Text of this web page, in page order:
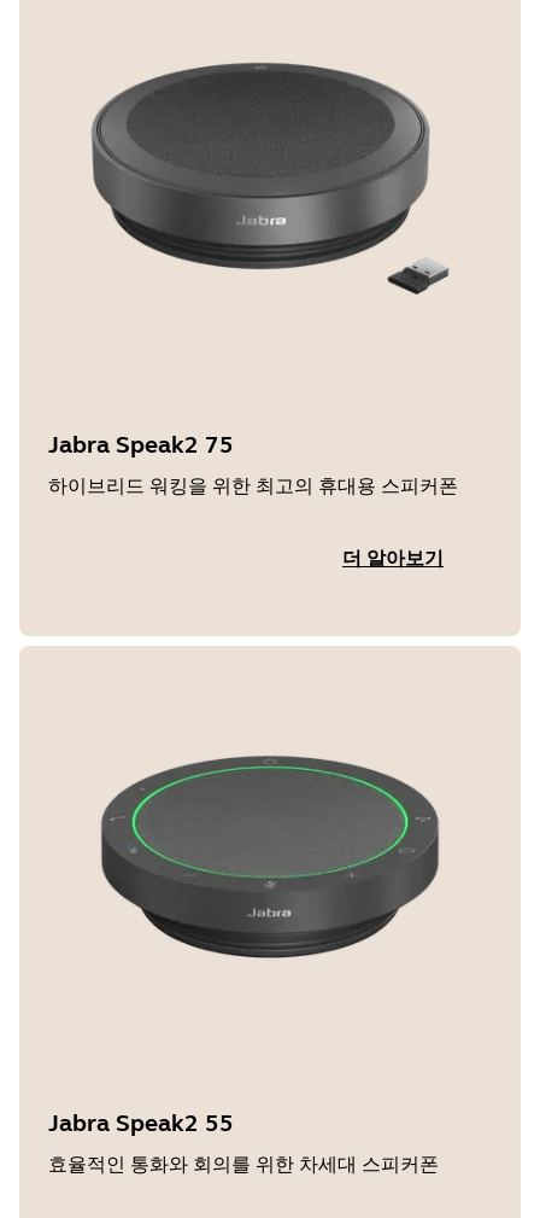
Jabra Speak2 75
하이브리드 워킹을 위한 최고의 휴대용 스피커폰
더 알아보기
Jabra Speak2 55
효율적인 통화와 회의를 위한 차세대 스피커폰